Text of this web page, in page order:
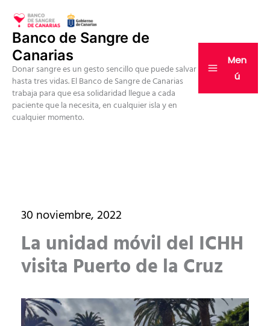
contenido
Banco de Sangre de
Canarias
Donar sangre es un gesto sencillo que puede salvar
hasta tres vidas. El Banco de Sangre de Canarias
trabaja para que esa solidaridad llegue a cada
paciente que la necesita, en cualquier isla y en
cualquier momento.
Men
ú
30 noviembre, 2022
La unidad móvil del ICHH
visita Puerto de la Cruz